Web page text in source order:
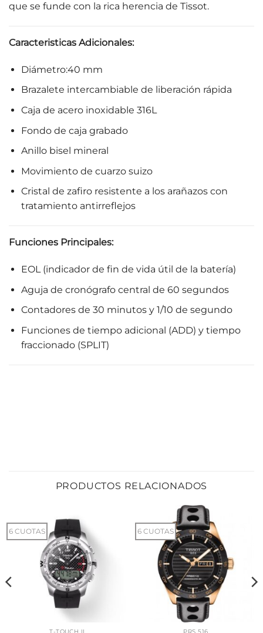
que se funde con la rica herencia de Tissot.
Caracteristicas Adicionales:
Diámetro:40 mm
Brazalete intercambiable de liberación rápida
Caja de acero inoxidable 316L
Fondo de caja grabado
Anillo bisel mineral
Movimiento de cuarzo suizo
Cristal de zafiro resistente a los arañazos con
tratamiento antirreflejos
Funciones Principales:
EOL (indicador de fin de vida útil de la batería)
Aguja de cronógrafo central de 60 segundos
Contadores de 30 minutos y 1/10 de segundo
Funciones de tiempo adicional (ADD) y tiempo
fraccionado (SPLIT)
PRODUCTOS RELACIONADOS
6 CUOTAS
T-TOUCH II
6 CUOTAS
PRS 516